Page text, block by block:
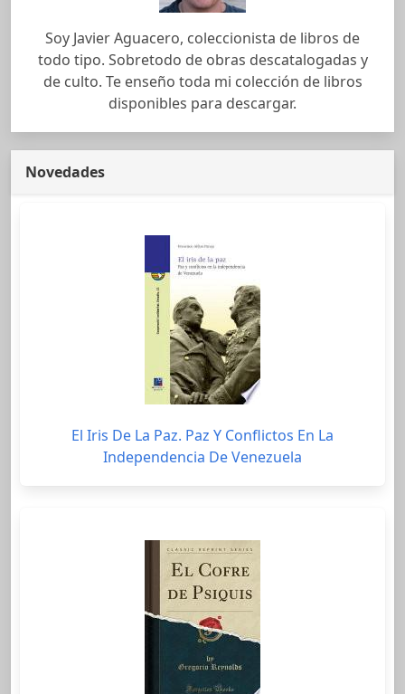
Soy Javier Aguacero, coleccionista de libros de
todo tipo. Sobretodo de obras descatalogadas y
de culto. Te enseño toda mi colección de libros
disponibles para descargar.
Novedades
El Iris De La Paz. Paz Y Conflictos En La
Independencia De Venezuela